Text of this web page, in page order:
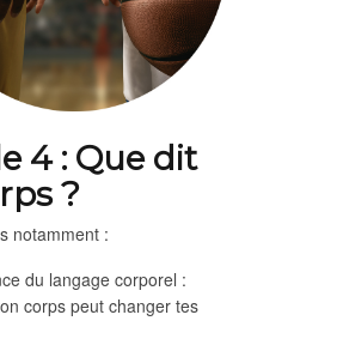
4 : Que dit
?
notamment :
du langage corporel :
corps peut changer tes